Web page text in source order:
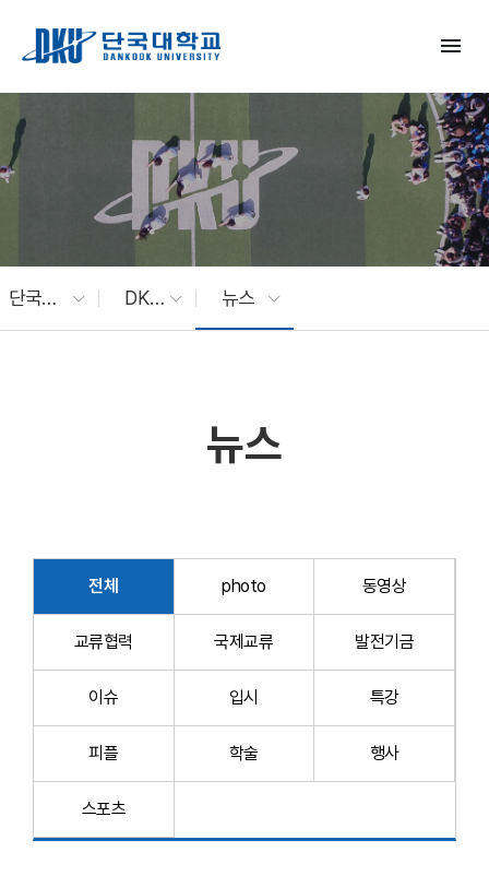
menu
단국대 소식 DKU News 뉴스
뉴스
전체 photo 동영상
교류협력 국제교류 발전기금
이슈 입시 특강
피플 학술 행사
스포츠